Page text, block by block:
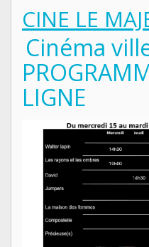
CINE LE
Cinéma
LIGNE